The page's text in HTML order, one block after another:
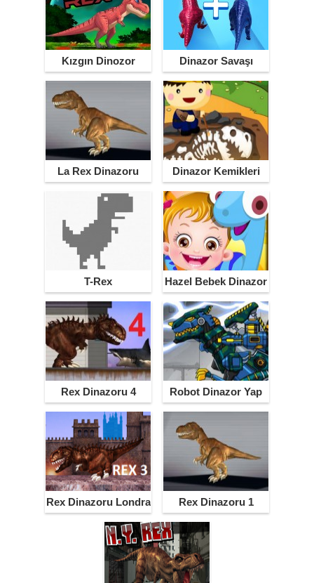
Kızgın Dinozor Dinazor Savaşı
La Rex Dinazoru
Dinazor Kemikleri
Bulma
T-Rex Hazel Bebek Dinazor
Rex Dinazoru 4
Miami
Robot Dinazor Yap
Rex Dinazoru Londra
3
Rex Dinazoru 1